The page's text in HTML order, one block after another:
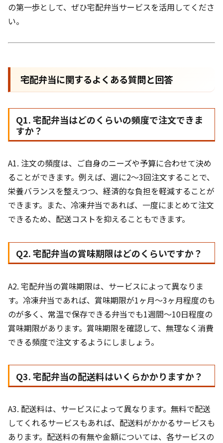
の第一歩として、ぜひ宅配弁当サービスを活用してくださ
い。
宅配弁当に関するよくある質問と回答
Q1. 宅配弁当はどのくらいの頻度で注文できま
すか？
A1. 注文の頻度は、ご自身のニーズや予算に合わせて決め
ることができます。例えば、週に2〜3回注文することで、
栄養バランスを整えつつ、経済的な負担を軽減することが
できます。また、冷凍弁当であれば、一度にまとめて注文
できるため、配送コストを抑えることもできます。
Q2. 宅配弁当の賞味期限はどのくらいですか？
A2. 宅配弁当の賞味期限は、サービスによって異なりま
す。冷凍弁当であれば、賞味期限が1ヶ月〜3ヶ月程度のも
のが多く、常温で保存できる弁当でも1週間〜10日程度の
賞味期限があります。賞味期限を確認して、無理なく消費
できる頻度で注文するようにしましょう。
Q3. 宅配弁当の配送料はいくらかかりますか？
A3. 配送料は、サービスによって異なります。無料で配送
してくれるサービスもあれば、配送料がかかるサービスも
あります。配送料の有無や金額については、各サービスの